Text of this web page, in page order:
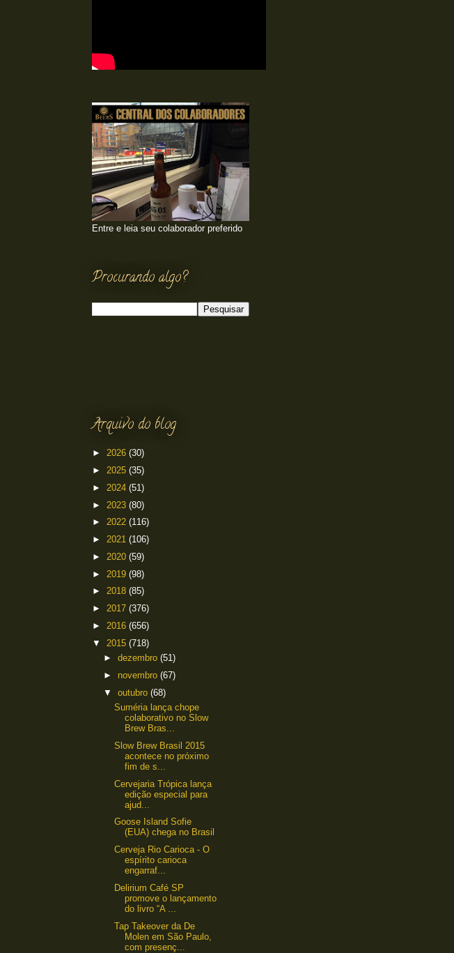
Entre e leia seu colaborador preferido
Procurando algo?
Arquivo do blog
► 2026 (30)
► 2025 (35)
► 2024 (51)
► 2023 (80)
► 2022 (116)
► 2021 (106)
► 2020 (59)
► 2019 (98)
► 2018 (85)
► 2017 (376)
► 2016 (656)
▼ 2015 (718)
► dezembro (51)
► novembro (67)
▼ outubro (68)
Suméria lança chope
colaborativo no Slow
Brew Bras...
Slow Brew Brasil 2015
acontece no próximo
fim de s...
Cervejaria Trópica lança
edição especial para
ajud...
Goose Island Sofie
(EUA) chega no Brasil
Cerveja Rio Carioca - O
espírito carioca
engarraf...
Delirium Café SP
promove o lançamento
do livro “A ...
Tap Takeover da De
Molen em São Paulo,
com presenç...